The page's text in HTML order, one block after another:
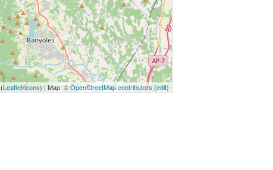
(Leaflet/icons) | Map: ©OpenStreetMap contributors (edit)